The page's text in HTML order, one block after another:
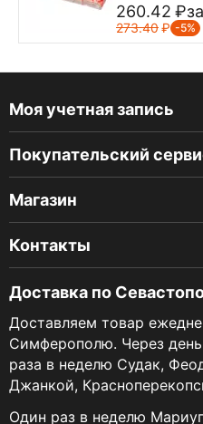
260.42 ₽
273.40₽ -5%
Моя учетная запись
Покупательский
Магазин
Контакты
Доставка по
Доставляем товар
Симферополю. Через
раза в неделю Судак,
Джанкой,
Один раз в неделю